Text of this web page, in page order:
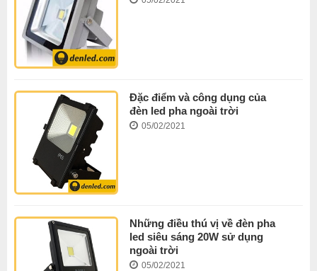
Đặc điểm và công dụng của
đèn led pha ngoài trời
05/02/2021
Những điều thú vị về đèn pha
led siêu sáng 20W sử dụng
ngoài trời
05/02/2021